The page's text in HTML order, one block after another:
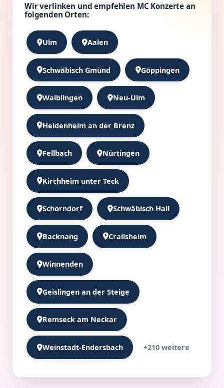
Wir verlinken und empfehlen MC Konzerte an
folgenden Orten:
Ulm Aalen
Schwäbisch Gmünd Göppingen
Waiblingen Neu-Ulm
Heidenheim an der Brenz
Fellbach Nürtingen
Kirchheim unter Teck
Schorndorf Schwäbisch Hall
Backnang Crailsheim
Winnenden
Geislingen an der Steige
Remseck am Neckar
Weinstadt-Endersbach +210 weitere